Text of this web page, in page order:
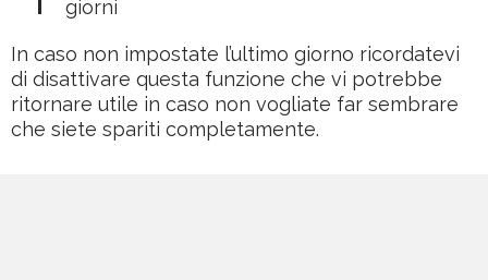
giorni
In caso non impostate l’ultimo giorno ricordatevi
di disattivare questa funzione che vi potrebbe
ritornare utile in caso non vogliate far sembrare
che siete spariti completamente.